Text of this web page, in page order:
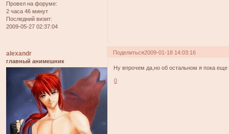
Провел на форуме:
2 часа 46 минут
Последний визит:
2009-05-27 02:37:04
Поделиться2009-01-18 14:03:16
alexandr
главный анимешник
Ну впрочем да,но об остальном я пока
0